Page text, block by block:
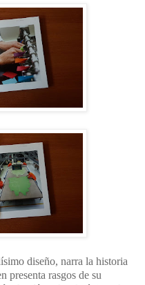
diseño, narra la historia
presenta rasgos de su